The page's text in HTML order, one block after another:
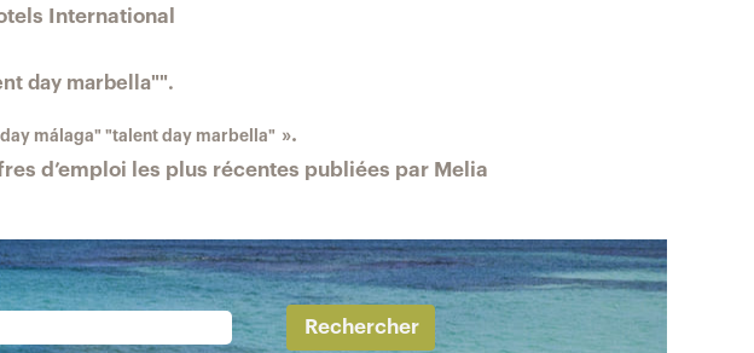
International
day marbella"".
málaga" "talent day marbella" ».
d’emploi les plus récentes publiées par Melia